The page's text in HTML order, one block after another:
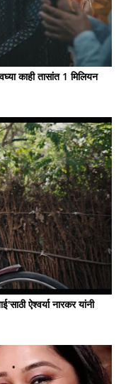
काही तासांत 1 मिलियन
ऐश्वर्या नारकर यांनी